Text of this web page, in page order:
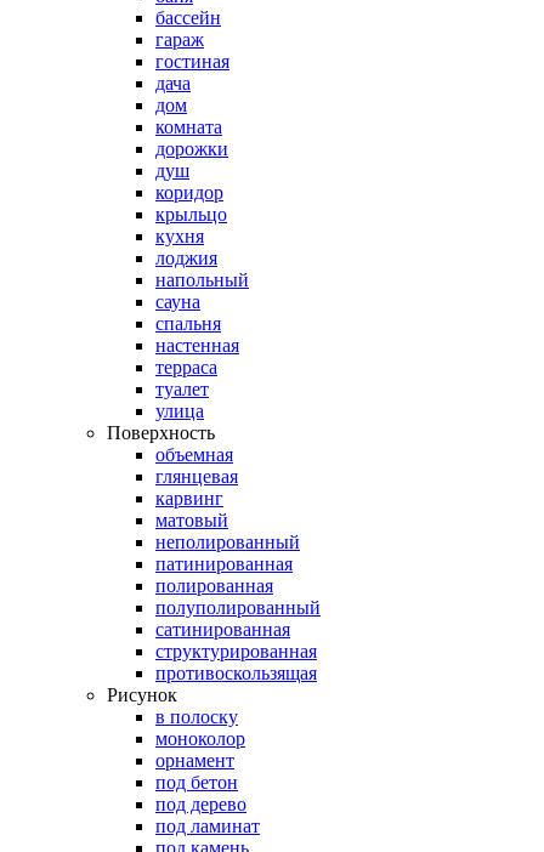
бассейн
гараж
гостиная
дача
дом
комната
дорожки
душ
коридор
крыльцо
кухня
лоджия
напольный
сауна
спальня
настенная
терраса
туалет
улица
Поверхность
объемная
глянцевая
карвинг
матовый
неполированный
патинированная
полированная
полуполированный
сатинированная
структурированная
противоскользящая
Рисунок
в полоску
моноколор
орнамент
под бетон
под дерево
под ламинат
под камень